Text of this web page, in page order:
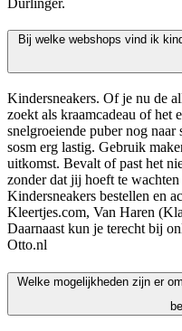
Bij welke webshops vind ik
Kindersneakers. Of je nu de
zoekt als kraamcadeau of het
snelgroeiende puber nog
sosm erg lastig. Gebruik
uitkomst. Bevalt of past het
zonder dat jij hoeft te
Kindersneakers bestellen en
Kleertjes.com, Van Haren
Daarnaast kun je terecht bij
Otto.nl
Welke mogelijkheden zijn er